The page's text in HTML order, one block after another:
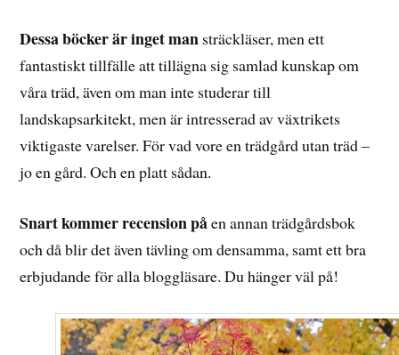
Dessa böcker är inget man sträckläser, men ett
fantastiskt tillfälle att tillägna sig samlad kunskap om
våra träd, även om man inte studerar till
landskapsarkitekt, men är intresserad av växtrikets
viktigaste varelser. För vad vore en trädgård utan träd –
jo en gård. Och en platt sådan.
Snart kommer recension påen annan trädgårdsbok
och då blir det även tävling om densamma, samt ett bra
erbjudande för alla bloggläsare. Du hänger väl på!